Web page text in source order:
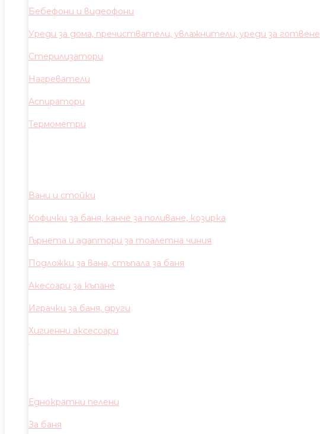
Бебефони и видеофони
Уреди за дома, пречистватели, увлажнители, уреди за готвене
Стерилизатори
Нагреватели
Аспиратори
Термометри
Вани и стойки
Кофички за баня, канче за поливане, козирка
Гърнета и адаптори за тоалетна чиния
Подложки за вана, стъпала за баня
Акесоари за къпане
Играчки за баня, други
Хигиенни аксесоари
Еднократни пелени
За баня